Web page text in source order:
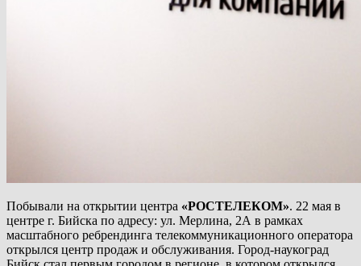
Побывали на открытии центра «РОСТЕЛЕКОМ». 22 мая в
центре г. Бийска по адресу: ул. Мерлина, 2А в рамках
масштабного ребрендинга телекоммуникационного оператора
открылся центр продаж и обслуживания. Город-наукоград